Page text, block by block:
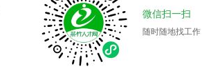
微信扫一扫
随时随地找工作